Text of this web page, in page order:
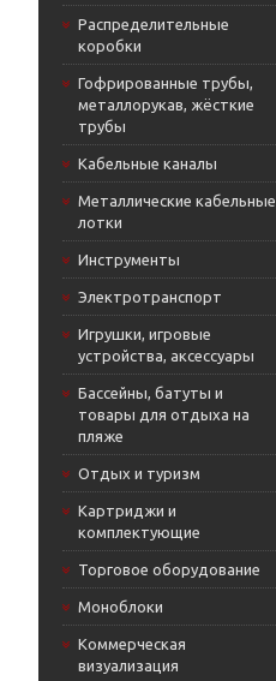
Распределительные
коробки
Гофрированные трубы,
металлорукав, жёсткие
трубы
Кабельные каналы
Металлические кабельные
лотки
Инструменты
Электротранспорт
Игрушки, игровые
устройства, аксессуары
Бассейны, батуты и
товары для отдыха на
пляже
Отдых и туризм
Картриджи и
комплектующие
Торговое оборудование
Моноблоки
Коммерческая
визуализация